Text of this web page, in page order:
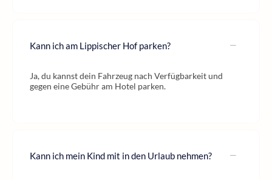
Kann ich am Lippischer Hof parken?
Ja, du kannst dein Fahrzeug nach Verfügbarkeit und
gegen eine Gebühr am Hotel parken.
Kann ich mein Kind mit in den Urlaub nehmen?